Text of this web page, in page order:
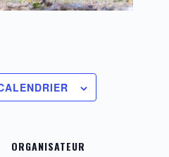
ORGANISATEUR